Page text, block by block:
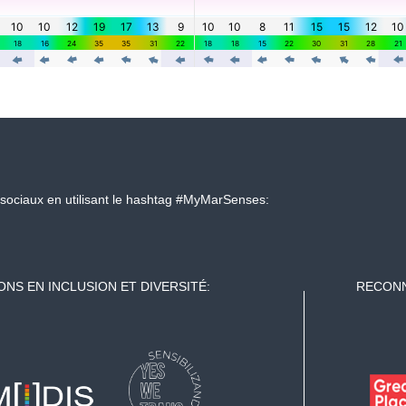
en utilisant le hashtag #MyMarSenses:
EN INCLUSION ET DIVERSITÉ: